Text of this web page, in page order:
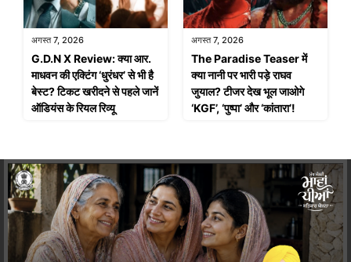
अगस्त 7, 2026
G.D.N X Review: क्या आर.
माधवन की एक्टिंग ‘धुरंधर’ से भी है
बेस्ट? टिकट खरीदने से पहले जानें
ऑडियंस के रियल रिव्यू
अगस्त 7, 2026
The Paradise Teaser में
क्या नानी पर भारी पड़े राघव
जुयाल? टीजर देख भूल जाओगे
‘KGF’, ‘पुष्पा’ और ‘कांतारा’!